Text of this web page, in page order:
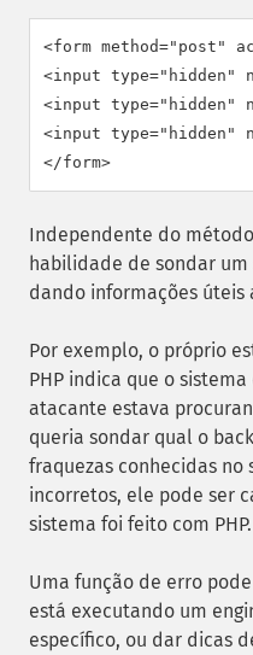
<form method="post"
<input type="hidden"
<input type="hidden"
<input type="hidden"
</form>
Independente do
habilidade de sondar
dando informações úteis
Por exemplo, o próprio
PHP indica que o
atacante estava
queria sondar qual o
fraquezas conhecidas
incorretos, ele pode ser
sistema foi feito com PHP.
Uma função de erro
está executando um
específico, ou dar dicas